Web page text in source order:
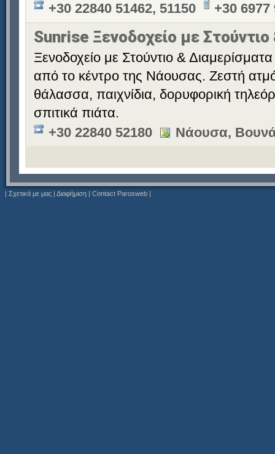
+30 22840 51462, 51150
+30 6977
Sunrise Ξενοδοχείο με
Ξενοδοχείο με Στούντιο &
από το κέντρο της Νάουσας. Ζεστή
θάλασσα, παιχνίδια, δορυφορική
σπιτικά πιάτα.
+30 22840 52180
Νάουσα,
| Σχετικά με μας | Διαφήμιση | Contact Parosweb |